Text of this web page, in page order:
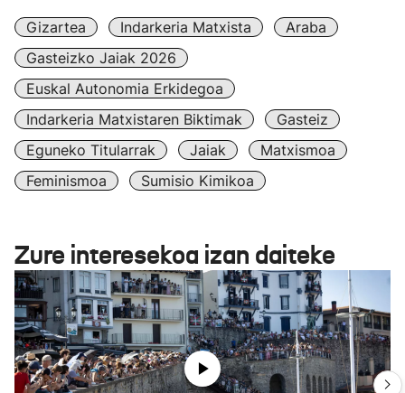
Gizartea Indarkeria Matxista
Araba
Gasteizko Jaiak 2026
Euskal Autonomia Erkidegoa
Indarkeria Matxistaren Biktimak
Gasteiz
Eguneko Titularrak
Jaiak
Matxismoa
Feminismoa
Sumisio Kimikoa
Zure interesekoa izan daiteke